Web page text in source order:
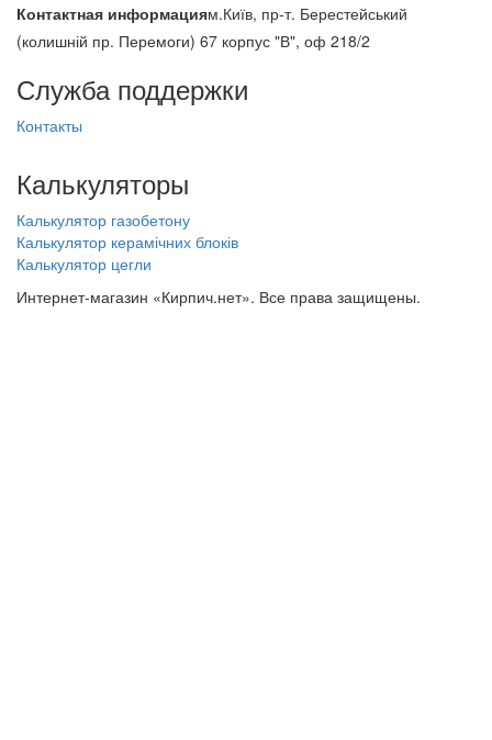
Контактная информациям.Київ, пр-т. Берестейський
(колишній пр. Перемоги) 67 корпус "В", оф 218/2
Служба поддержки
Контакты
Калькуляторы
Калькулятор газобетону
Калькулятор керамічних блоків
Калькулятор цегли
Интернет-магазин «Кирпич.нет». Все права защищены.